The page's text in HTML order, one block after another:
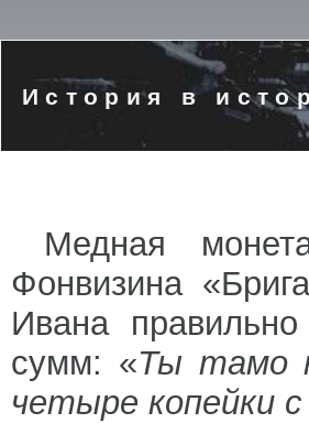
История в
Медная
Фонвизина
Ивана
сумм: «Ты тамо
четыре копейки